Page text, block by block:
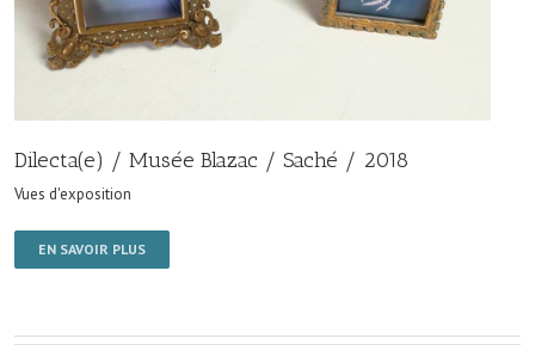
Dilecta(e) / Musée Blazac / Saché / 2018
Vues d'exposition
EN SAVOIR PLUS